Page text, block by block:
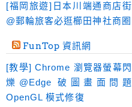
硬碟工具 (64)
系統工具 (242)
(188)
翻譯軟體 (3)
[福岡旅遊]日本川端通商店街
@郵輪旅客必逛櫛田神社商圈
FunTop 資訊網
[教學] Chrome 瀏覽器螢幕閃
爍@Edge 破圖畫面問題
OpenGL 模式修復